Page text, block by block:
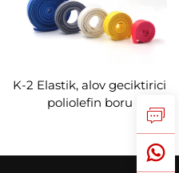
K-2 Elastik, alov geciktirici
poliolefin boru